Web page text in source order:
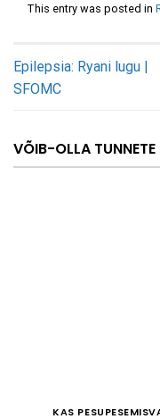
This entry was posted in
Epilepsia: Ryani lugu |
SFOMC
VÕIB-OLLA TUNNETE
KAS